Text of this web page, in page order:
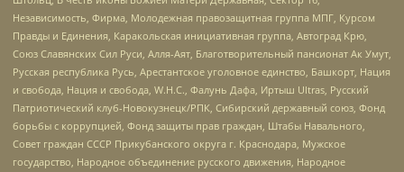
Независимость, Фирма, Молодежная правозащитная группа МПГ, Курсом
Правды и Единения, Каракольская инициативная группа, Автоград Крю,
Союз Славянских Сил Руси, Алля-Аят, Благотворительный пансионат Ак Умут,
Русская республика Русь, Арестантское уголовное единство, Башкорт, Нация
и свобода, Нация и свобода, W.H.С., Фалунь Дафа, Иртыш Ultras, Русский
Патриотический клуб-Новокузнецк/РПК, Сибирский державный союз, Фонд
борьбы с коррупцией, Фонд защиты прав граждан, Штабы Навального,
Совет граждан СССР Прикубанского округа г. Краснодара, Мужское
государство, Народное объединение русского движения, Народное